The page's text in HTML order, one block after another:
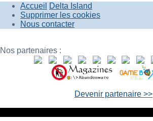
Accueil
Delta Island
Supprimer les cookies
Nous contacter
Nos partenaires :
Devenir partenaire >>